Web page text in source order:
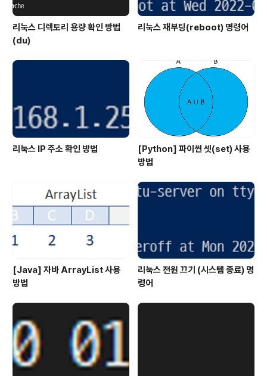
리눅스 디렉토리 용량 확인 방법
(du)
리눅스 재부팅(reboot) 명령어
리눅스 IP 주소 확인 방법
[Python] 파이썬 셋(set) 사용
방법
[Java] 자바 ArrayList 사용
방법
리눅스 전원 끄기 (시스템 종료) 명
령어